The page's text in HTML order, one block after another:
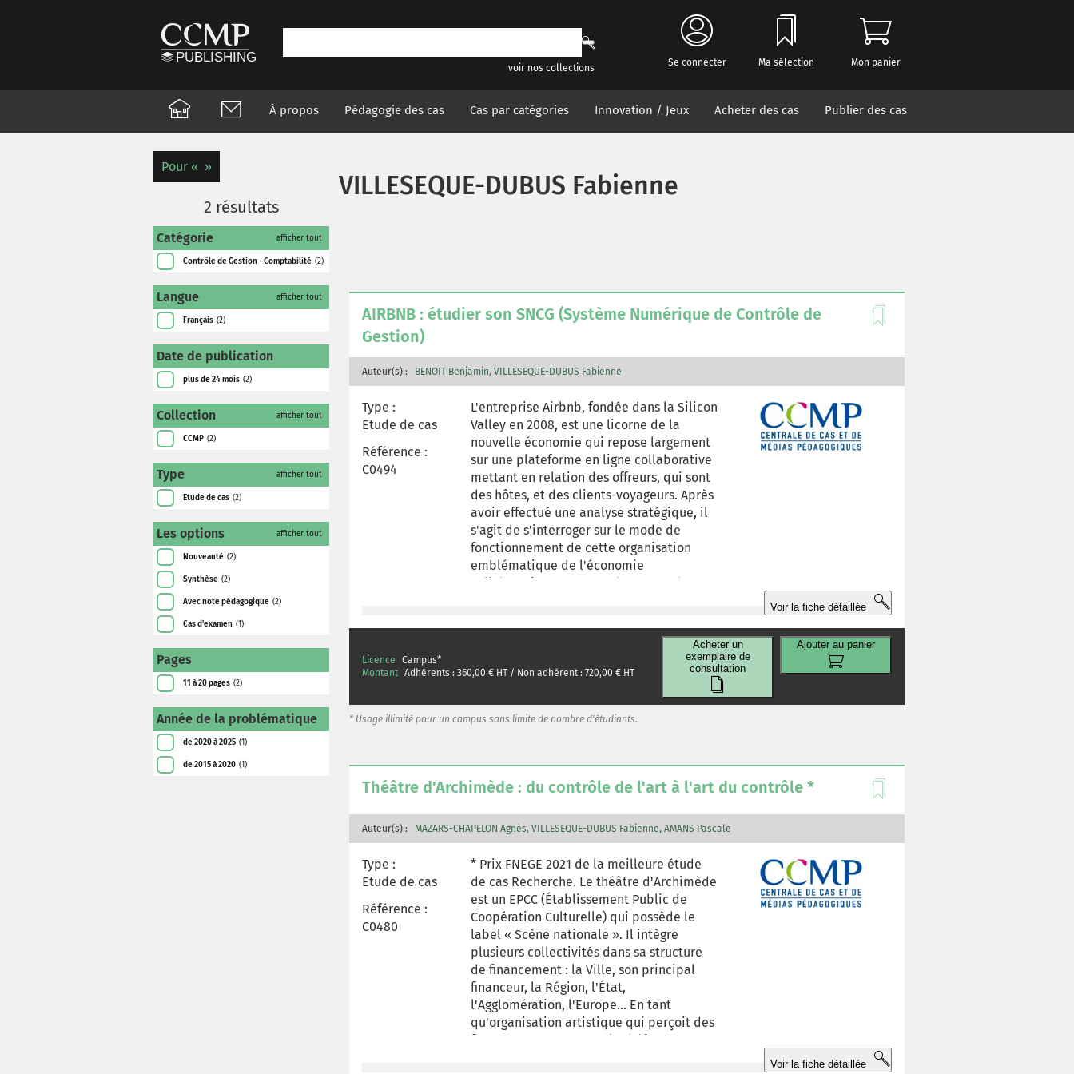
voir nos collections Se connecter Ma sélection Mon panier
À propos Pédagogie des cas Cas par catégories Innovation / Jeux Acheter des cas Publier des cas
VILLESEQUE-DUBUS Fabienne
AIRBNB : étudier son SNCG (Système Numérique de Contrôle de
Gestion)
Auteur(s) : BENOIT Benjamin VILLESEQUE-DUBUS Fabienne
Type :
Etude de cas
Référence :
C0494
L'entreprise Airbnb, fondée dans la Silicon
Valley en 2008, est une licorne de la
nouvelle économie qui repose largement
sur une plateforme en ligne collaborative
mettant en relation des offreurs, qui sont
des hôtes, et des clients-voyageurs. Après
avoir effectué une analyse stratégique, il
s'agit de s'interroger sur le mode de
fonctionnement de cette organisation
emblématique de l'économie
collaborative au travers de son système
de gestion pour gérer son offre et lui
apporter des informations de nature à
éclairer, voire à guider, sa prise de
d'analyse, dont celle des leviers de
Simons (1995), le cas invite les étudiants à
mobilisant les théories du contrôle
bureaucratique et clanique. Les étudiants
doivent également définir les niveaux
d'information associés aux outils au
regard des fonctions identifiées. Le cas
peut être traité de façon individuelle ou
sous forme de travail de groupe, tant dans
le cadre des enseignements qu'en
évaluation sommative.
Voir la fiche détaillée
Licence Campus*
* Usage illimité pour un campus sans limite de nombre d'étudiants.
Montant Adhérents : 360,00 € HT / Non adhérent : 720,00 € HT
Acheter un
exemplaire de
consultation
Ajouter au panier
Théâtre d'Archimède : du contrôle de l'art à l'art du contrôle *
Auteur(s) : MAZARS-CHAPELON Agnès VILLESEQUE-DUBUS Fabienne AMANS Pascale
Type :
Etude de cas
Référence :
C0480
* Prix FNEGE 2021 de la meilleure étude
de cas Recherche. Le théâtre d'Archimède
est un EPCC (Établissement Public de
Coopération Culturelle) qui possède le
label « Scène nationale ». Il intègre
plusieurs collectivités dans sa structure
de financement : la Ville, son principal
financeur, la Région, l'État,
l'Agglomération, l'Europe... En tant
qu'organisation artistique qui perçoit des
financements externes, le théâtre
Voir la fiche détaillée
Pour
2 résultats
Catégorie afficher tout
Contrôle de Gestion - Comptabilité (2)
Langue afficher tout
Français (2)
Date de publication
plus de 24 mois (2)
Collection afficher tout
CCMP (2)
Type afficher tout
Etude de cas (2)
Les options afficher tout
Nouveauté (2)
Synthèse (2)
Avec note pédagogique (2)
Cas d'examen (1)
Pages
11 à 20 pages (2)
Année de la problématique
de 2020 à 2025 (1)
de 2015 à 2020 (1)